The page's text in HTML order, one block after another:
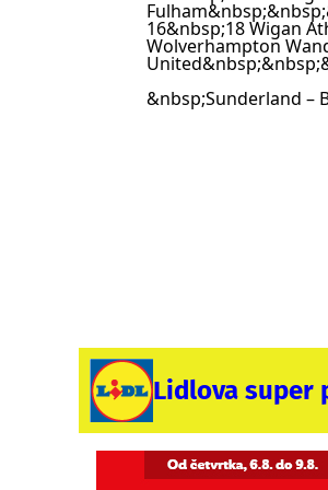
16&nbsp;18 Wigan
Wolverhampton
&nbsp;Sunderland –
Lidlova super